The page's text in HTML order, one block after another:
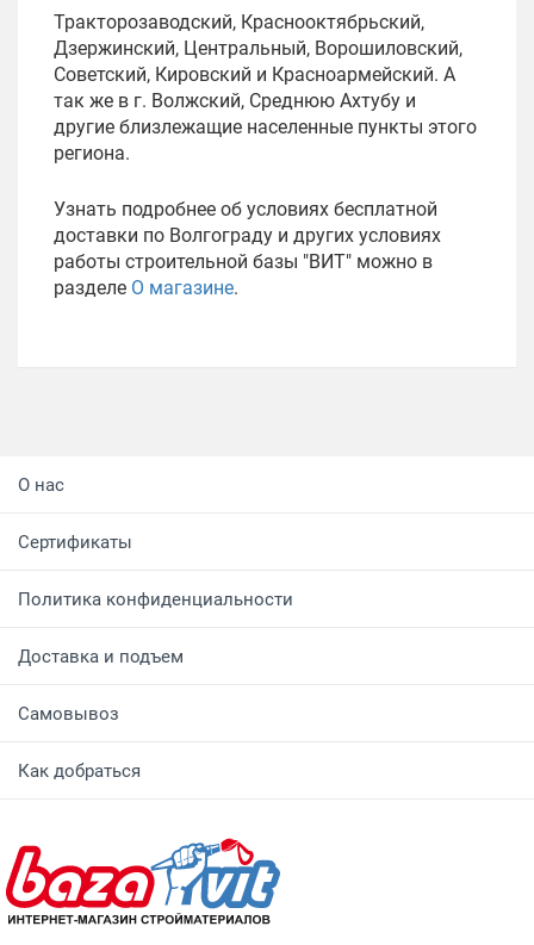
Тракторозаводский, Краснооктябрьский,
Дзержинский, Центральный, Ворошиловский,
Советский, Кировский и Красноармейский. А
так же в г. Волжский, Среднюю Ахтубу и
другие близлежащие населенные пункты этого
региона.
Узнать подробнее об условиях бесплатной
доставки по Волгограду и других условиях
работы строительной базы "ВИТ" можно в
разделе О магазине.
О нас
Сертификаты
Политика конфиденциальности
Доставка и подъем
Самовывоз
Как добраться